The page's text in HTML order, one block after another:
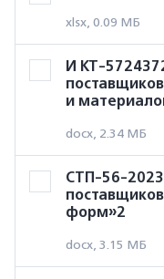
xlsx, 0.09 МБ
И КТ-
и
docx, 2.34 МБ
СТП-56-
форм»2
docx, 3.15 МБ